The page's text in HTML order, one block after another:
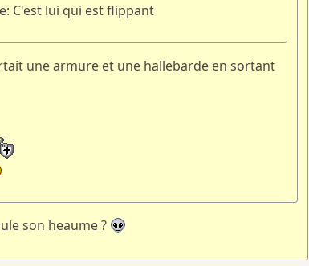
C'est lui qui est flippant
une armure et une hallebarde en sortant
son heaume ?